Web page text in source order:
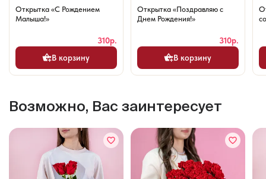
Открытка «С Рождением
Малыша!»
310р.
В корзину
Открытка «Поздравляю с
Днем Рождения!»
310р.
В корзину
Возможно, Вас заинтересует